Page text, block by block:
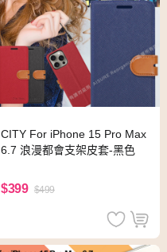
CITY For iPhone 15 Pro Max
6.7 浪漫都會支架皮套-黑色
$399 $499